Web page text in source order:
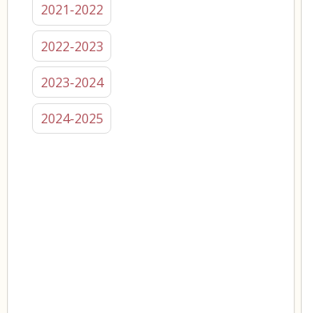
2021-2022
2022-2023
2023-2024
2024-2025